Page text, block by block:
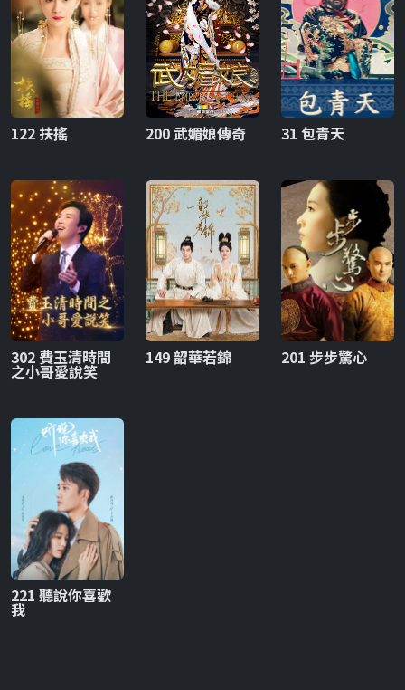
122 扶搖 200 武媚娘傳奇 31 包青天
302 費玉清時間
之小哥愛說笑
149 韶華若錦 201 步步驚心
221 聽說你喜歡
我